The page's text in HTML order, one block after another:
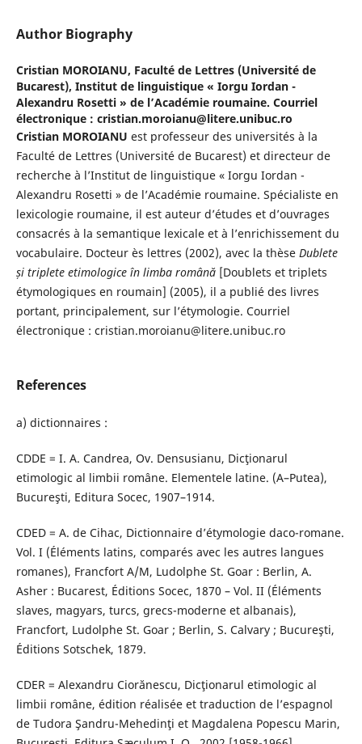
Author Biography
Cristian MOROIANU, Faculté de Lettres (Université de
Bucarest), Institut de linguistique « Iorgu Iordan -
Alexandru Rosetti » de l’Académie roumaine. Courriel
électronique : cristian.moroianu@litere.unibuc.ro
Cristian MOROIANU est professeur des universités à la
Faculté de Lettres (Université de Bucarest) et directeur de
recherche à l’Institut de linguistique « Iorgu Iordan -
Alexandru Rosetti » de l’Académie roumaine. Spécialiste en
lexicologie roumaine, il est auteur d’études et d’ouvrages
consacrés à la semantique lexicale et à l’enrichissement du
vocabulaire. Docteur ès lettres (2002), avec la thèse Dublete
și triplete etimologice în limba română[Doublets et triplets
étymologiques en roumain] (2005), il a publié des livres
portant, principalement, sur l’étymologie. Courriel
électronique : cristian.moroianu@litere.unibuc.ro
References
a) dictionnaires :
CDDE = I. A. Candrea, Ov. Densusianu, Dicţionarul
etimologic al limbii române. Elementele latine. (A–Putea),
Bucureşti, Editura Socec, 1907–1914.
CDED = A. de Cihac, Dictionnaire d’étymologie daco-romane.
Vol. I (Éléments latins, comparés avec les autres langues
romanes), Francfort A/M, Ludolphe St. Goar : Berlin, A.
Asher : Bucarest, Éditions Socec, 1870 – Vol. II (Éléments
slaves, magyars, turcs, grecs-moderne et albanais),
Francfort, Ludolphe St. Goar ; Berlin, S. Calvary ; Bucureşti,
Éditions Sotschek, 1879.
CDER = Alexandru Ciorănescu, Dicţionarul etimologic al
limbii române, édition réalisée et traduction de l’espagnol
de Tudora Şandru-Mehedinţi et Magdalena Popescu Marin,